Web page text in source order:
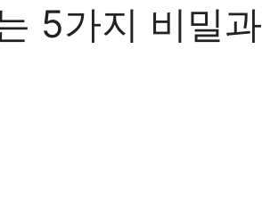
5가지 비밀과